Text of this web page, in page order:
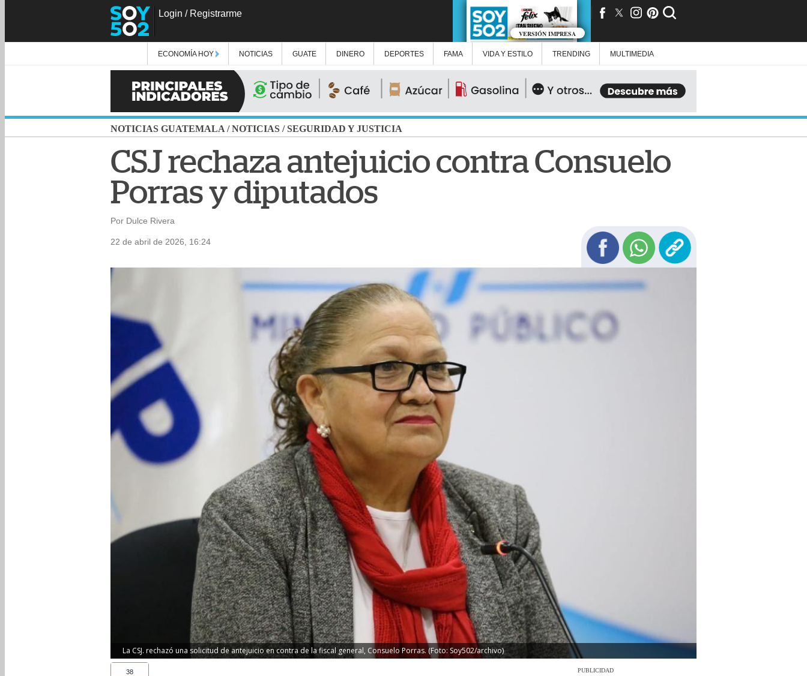
Login / Registrarme
VERSIÓN IMPRESA
ECONOMÍA HOY NOTICIAS GUATE DINERO DEPORTES FAMA VIDA Y ESTILO TRENDING MULTIMEDIA
NOTICIAS GUATEMALA /NOTICIAS /SEGURIDAD Y JUSTICIA
CSJ rechaza antejuicio contra Consuelo
Porras y diputados
Por Dulce Rivera
22 de abril de 2026, 16:24
La CSJ. rechazó una solicitud de antejuicio en contra de la fiscal general, Consuelo Porras. (Foto: Soy502/archivo)
38 PUBLICIDAD